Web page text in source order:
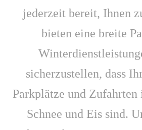
jederzeit bereit, Ihnen
bieten eine breite
sicherzustellen, dass
Parkplätze und
Schnee und Eis sind.